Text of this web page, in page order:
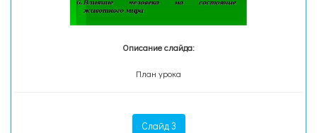
Описание слайда:
План урока
Слайд 3